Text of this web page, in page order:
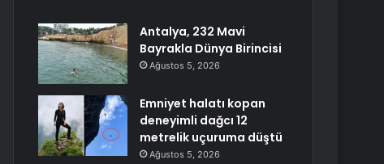
Antalya, 232 Mavi
Bayrakla Dünya Birincisi
Ağustos 5, 2026
Emniyet halatı kopan
deneyimli dağcı 12
metrelik uçuruma düştü
Ağustos 5, 2026